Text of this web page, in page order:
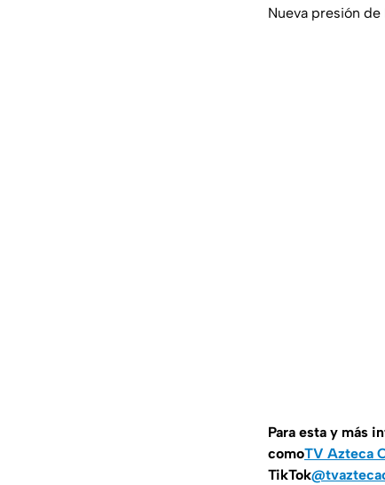
Nueva presión
Para esta y más
comoTV Azteca
TikTok